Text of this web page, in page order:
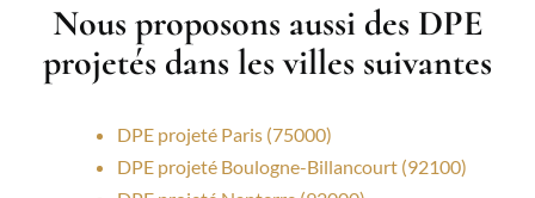
Nous proposons aussi des DPE
projetés dans les villes suivantes
DPE projeté Paris (75000)
DPE projeté Boulogne-Billancourt (92100)